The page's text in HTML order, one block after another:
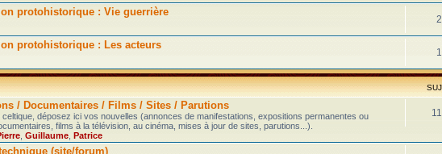
protohistorique : Vie guerrière
protohistorique : Les acteurs
/ Documentaires / Films / Sites / Parutions
celtique, déposez ici vos nouvelles (annonces de manifestations, expositions permanentes ou
films à la télévision, au cinéma, mises à jour de sites, parutions...).
Guillaume Patrice
(site/forum)